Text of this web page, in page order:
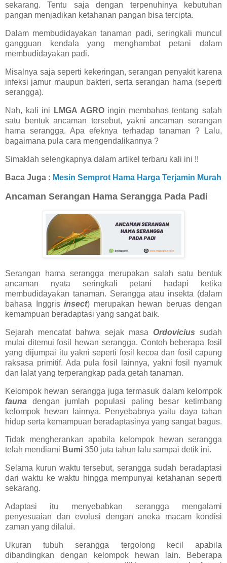
sekarang. Tentu saja dengan terpenuhinya kebutuhan
pangan menjadikan ketahanan pangan bisa tercipta.
Dalam membudidayakan tanaman padi, seringkali muncul
gangguan kendala yang menghambat petani dalam
membudidayakan padi.
Misalnya saja seperti kekeringan, serangan penyakit karena
infeksi jamur maupun bakteri, serta serangan hama (seperti
serangga).
Nah, kali ini LMGA AGROingin membahas tentang salah
satu bentuk ancaman tersebut, yakni ancaman serangan
hama serangga. Apa efeknya terhadap tanaman ? Lalu,
bagaimana pula cara mengendalikannya ?
Simaklah selengkapnya dalam artikel terbaru kali ini !!
Baca Juga : Mesin Semprot Hama Harga Terjamin Murah
Ancaman Serangan Hama Serangga Pada Padi
Serangan hama serangga merupakan salah satu bentuk
ancaman nyata seringkali petani hadapi ketika
membudidayakan tanaman. Serangga atau insekta (dalam
bahasa Inggris insect) merupakan hewan beruas dengan
kemampuan beradaptasi yang sangat baik.
Sejarah mencatat bahwa sejak masa Ordovicius sudah
mulai ditemui fosil hewan serangga. Contoh beberapa fosil
yang dijumpai itu yakni seperti fosil kecoa dan fosil capung
raksasa primitif. Ada pula fosil lainnya, yakni fosil nyamuk
dan lalat yang terperangkap pada getah tanaman.
Kelompok hewan serangga juga termasuk dalam kelompok
fauna dengan jumlah populasi paling besar ketimbang
kelompok hewan lainnya. Penyebabnya yaitu daya tahan
hidup serta kemampuan beradaptasinya yang sangat bagus.
Tidak mengherankan apabila kelompok hewan serangga
telah mendiami Bumi 350 juta tahun lalu sampai detik ini.
Selama kurun waktu tersebut, serangga sudah beradaptasi
dari waktu ke waktu hingga mempunyai ketahanan seperti
sekarang.
Adaptasi itu menyebabkan serangga mengalami
penyesuaian dan evolusi dengan aneka macam kondisi
zaman yang dilalui.
Ukuran tubuh serangga tergolong kecil apabila
dibandingkan dengan kelompok hewan lain. Beberapa